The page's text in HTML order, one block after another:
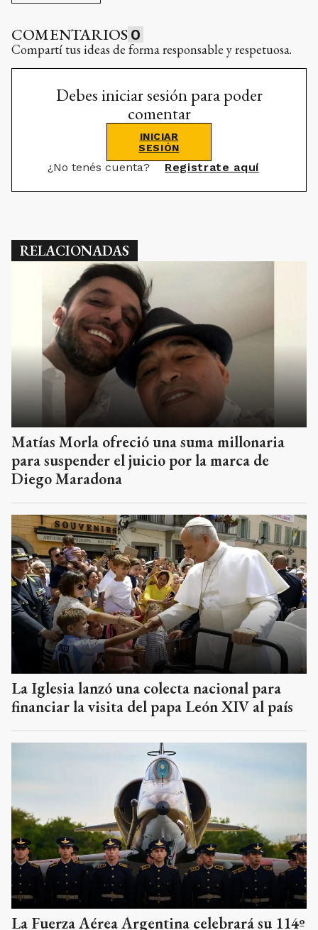
COMENTARIOS 0
Compartí tus ideas de forma responsable y respetuosa.
Debes iniciar sesión para poder
comentar
INICIAR
SESIÓN
¿No tenés cuenta? Registrate aquí
RELACIONADAS
Matías Morla ofreció una suma millonaria
para suspender el juicio por la marca de
Diego Maradona
La Iglesia lanzó una colecta nacional para
financiar la visita del papa León XIV al país
La Fuerza Aérea Argentina celebrará su 114º